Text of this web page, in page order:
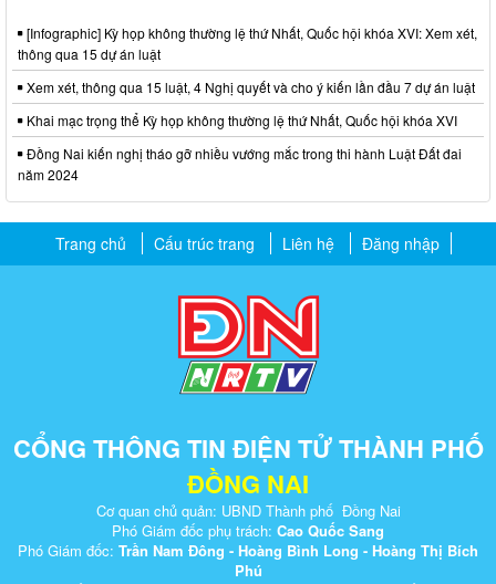
[Infographic] Kỳ họp không thường lệ thứ Nhất, Quốc hội khóa XVI: Xem xét,
thông qua 15 dự án luật
Xem xét, thông qua 15 luật, 4 Nghị quyết và cho ý kiến lần đầu 7 dự án luật
Khai mạc trọng thể Kỳ họp không thường lệ thứ Nhất, Quốc hội khóa XVI
Đồng Nai kiến nghị tháo gỡ nhiều vướng mắc trong thi hành Luật Đất đai
năm 2024
Trang chủ Cấu trúc trang Liên hệ Đăng nhập
CỔNG THÔNG TIN ĐIỆN TỬ THÀNH PHỐ
ĐỒNG NAI
Cơ quan chủ quản: UBND Thành phố Đồng Nai
Phó Giám đốc phụ trách: Cao Quốc Sang
Phó Giám đốc: Trần Nam Đông - Hoàng Bình Long - Hoàng Thị Bích
Phú